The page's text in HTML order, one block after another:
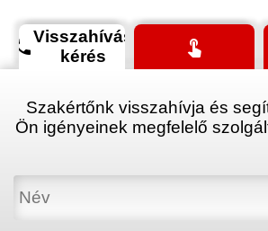
phoneVisszahívás
kérés
touch_app
Szakértőnk visszahívja és
Ön igényeinek megfelelő